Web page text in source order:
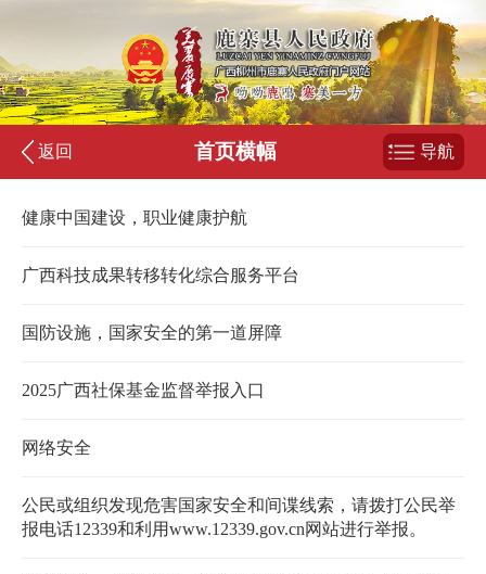
返回 首页横幅 导航
健康中国建设，职业健康护航
广西科技成果转移转化综合服务平台
国防设施，国家安全的第一道屏障
2025广西社保基金监督举报入口
网络安全
公民或组织发现危害国家安全和间谍线索，请拨打公民举
报电话12339和利用www.12339.gov.cn网站进行举报。